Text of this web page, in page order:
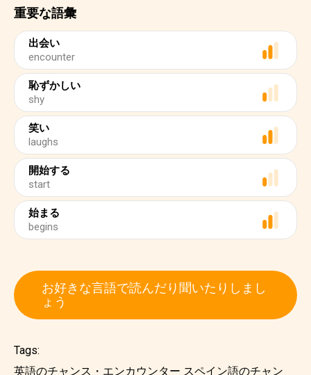
重要な語彙
出会い
encounter
恥ずかしい
shy
笑い
laughs
開始する
start
始まる
begins
お好きな言語で読んだり聞いたりしまし
ょう
Tags:
英語のチャンス・エンカウンター スペイン語のチャン